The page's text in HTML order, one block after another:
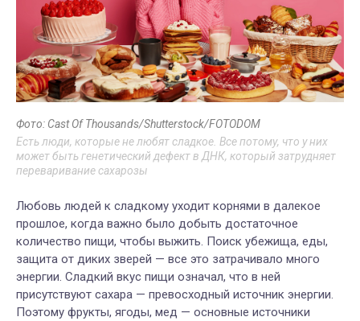
Фото: Cast Of Thousands/Shutterstock/FOTODOM
Есть люди, которые не любят сладкое. Все потому, что у них
может быть генетический дефект в ДНК, который затрудняет
переваривание сахарозы
Любовь людей к сладкому уходит корнями в далекое
прошлое, когда важно было добыть достаточное
количество пищи, чтобы выжить. Поиск убежища, еды,
защита от диких зверей — все это затрачивало много
энергии. Сладкий вкус пищи означал, что в ней
присутствуют сахара — превосходный источник энергии.
Поэтому фрукты, ягоды, мед — основные источники